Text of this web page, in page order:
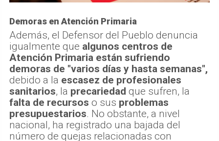
Demoras en Atención Primaria
Además, el Defensor del Pueblo denuncia
igualmente que algunos centros de
Atención Primaria están sufriendo
demoras de "varios días y hasta semanas",
debido a la escasez de profesionales
sanitarios, la precariedad que sufren, la
falta de recursos o sus problemas
presupuestarios. No obstante, a nivel
nacional, ha registrado una bajada del
número de quejas relacionadas con